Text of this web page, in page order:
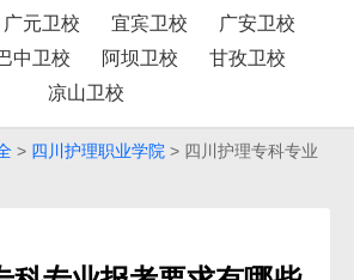
广元卫校 宜宾卫校
广安卫校
中卫校 阿坝卫校
甘孜卫校
凉山卫校
> 四川护理职业学院 > 四川护理专科专业